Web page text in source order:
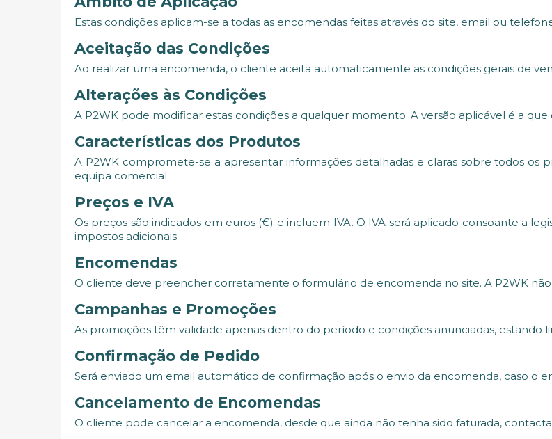
Estas condições aplicam-se a todas as encomendas feitas através do site, email ou
Aceitação das Condições
Ao realizar uma encomenda, o cliente aceita automaticamente as condições gerais de
Alterações às Condições
A P2WK pode modificar estas condições a qualquer momento. A versão aplicável é a
Características dos Produtos
A P2WK compromete-se a apresentar informações detalhadas e claras sobre todos os
equipa comercial.
Preços e IVA
Os preços são indicados em euros (€) e incluem IVA. O IVA será aplicado consoante a
impostos adicionais.
Encomendas
O cliente deve preencher corretamente o formulário de encomenda no site. A P2WK
Campanhas e Promoções
As promoções têm validade apenas dentro do período e condições anunciadas, estando
Confirmação de Pedido
Será enviado um email automático de confirmação após o envio da encomenda, caso o
Cancelamento de Encomendas
O cliente pode cancelar a encomenda, desde que ainda não tenha sido faturada,